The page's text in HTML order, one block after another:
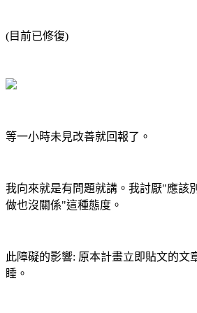
(目前已修復)
等一小時未見改善就回報了。
我向來就是有問題就講。我討厭"應該
做也沒關係"這種態度。
此障礙的影響: 原本計畫立即貼文的文
睡。